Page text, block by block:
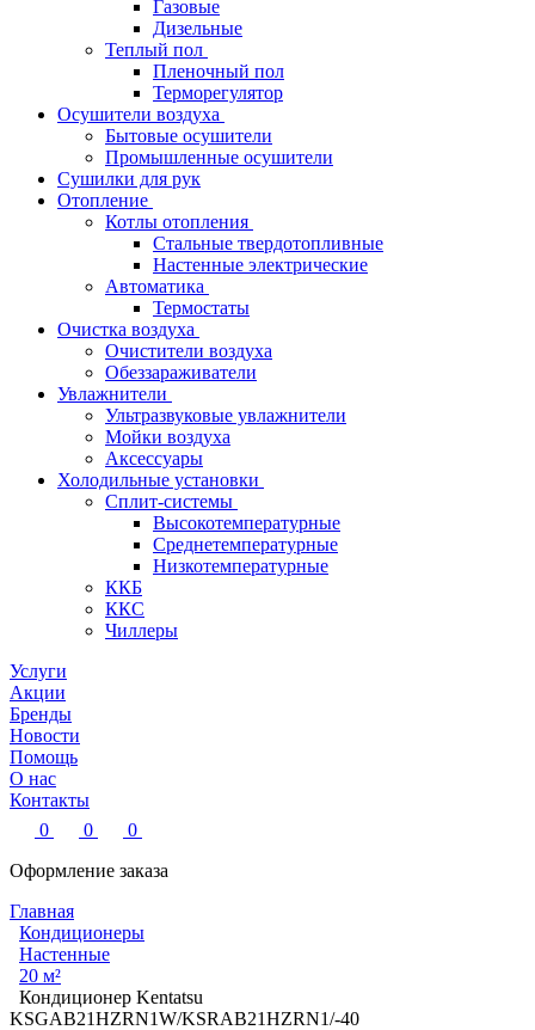
Газовые
Дизельные
Теплый пол
Пленочный пол
Терморегулятор
Осушители воздуха
Бытовые осушители
Промышленные осушители
Сушилки для рук
Отопление
Котлы отопления
Стальные твердотопливные
Настенные электрические
Автоматика
Термостаты
Очистка воздуха
Очистители воздуха
Обеззараживатели
Увлажнители
Ультразвуковые увлажнители
Мойки воздуха
Аксессуары
Холодильные установки
Сплит-системы
Высокотемпературные
Среднетемпературные
Низкотемпературные
ККБ
ККС
Чиллеры
Услуги
Акции
Бренды
Новости
Помощь
О нас
Контакты
0
0
0
Оформление заказа
Главная
Кондиционеры
Настенные
20 м²
Кондиционер Kentatsu
KSGAB21HZRN1W/KSRAB21HZRN1/-40